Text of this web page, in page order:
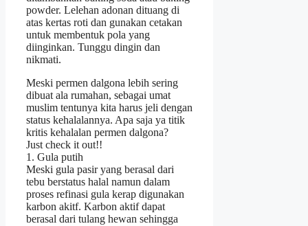
powder. Lelehan adonan dituang di
atas kertas roti dan gunakan cetakan
untuk membentuk pola yang
diinginkan. Tunggu dingin dan
nikmati.
Meski permen dalgona lebih sering
dibuat ala rumahan, sebagai umat
muslim tentunya kita harus jeli dengan
status kehalalannya. Apa saja ya titik
kritis kehalalan permen dalgona?
Just check it out!!
1. Gula putih
Meski gula pasir yang berasal dari
tebu berstatus halal namun dalam
proses refinasi gula kerap digunakan
karbon akitf. Karbon aktif dapat
berasal dari tulang hewan sehingga